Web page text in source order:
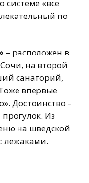
системе «все
по
– расположен в
на второй
санаторий,
впервые
Достоинство –
Из
на шведской
лежаками.